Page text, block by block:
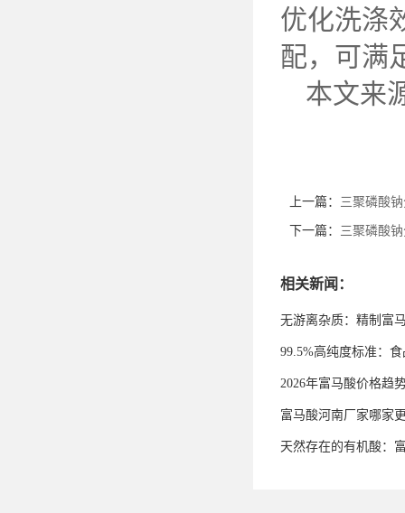
优化洗涤
配，可满
本文来
上一篇： 三聚磷酸
下一篇： 三聚磷酸
相关新闻：
无游离杂质：精制富
99.5%高纯度标准：
2026年富马酸价格趋
富马酸河南厂家哪家
天然存在的有机酸：